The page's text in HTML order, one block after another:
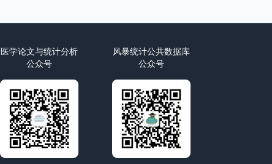
医学论文与统计分析
公众号
风暴统计公共数据库
公众号